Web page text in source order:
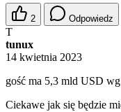
2 Odpowiedz
T
tunux
14 kwietnia 2023
gość ma 5,3 mld USD
Ciekawe jak się będzie